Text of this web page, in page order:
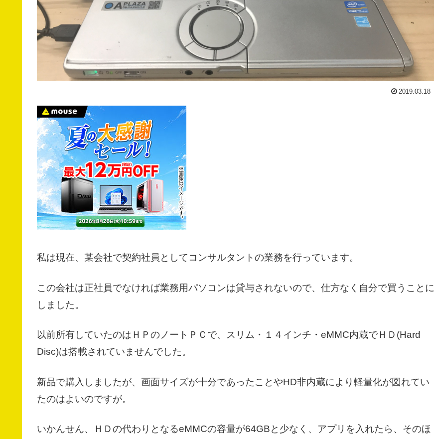
2019.03.18
私は現在、某会社で契約社員としてコンサルタントの業務を行っています。
この会社は正社員でなければ業務用パソコンは貸与されないので、仕方なく自分で買うことに
しました。
以前所有していたのはＨＰのノートＰＣで、スリム・１４インチ・eMMC内蔵でＨＤ(Hard
Disc)は搭載されていませんでした。
新品で購入しましたが、画面サイズが十分であったことやHD非内蔵により軽量化が図れてい
たのはよいのですが。
いかんせん、ＨＤの代わりとなるeMMCの容量が64GBと少なく、アプリを入れたら、そのほ